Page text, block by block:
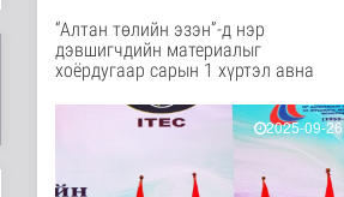
4 цаг 23 минутын өмнө
Он гарсаар 43,131
импортолжээ
5 цаг 33 минутын өмнө
“Алтан төлийн эзэн”-д нэр
дэвшигчдийн материалыг
хоёрдугаар сарын 1 хүртэл авна
2025-09-26